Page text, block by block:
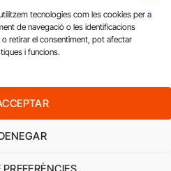
tecnologies com les cookies per a
de navegació o les identificacions
retirar el consentiment, pot afectar
i funcions.
PREFERÈNCIES